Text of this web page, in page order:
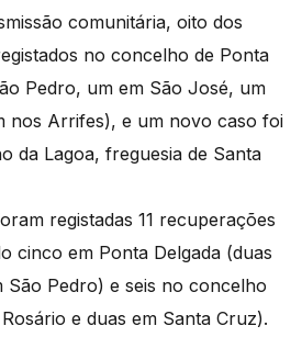
comunitária, oito dos
no concelho de Ponta
Pedro, um em São José, um
nos Arrifes), e um novo caso foi
da Lagoa, freguesia de Santa
registadas 11 recuperações
cinco em Ponta Delgada (duas
Pedro) e seis no concelho
e duas em Santa Cruz).